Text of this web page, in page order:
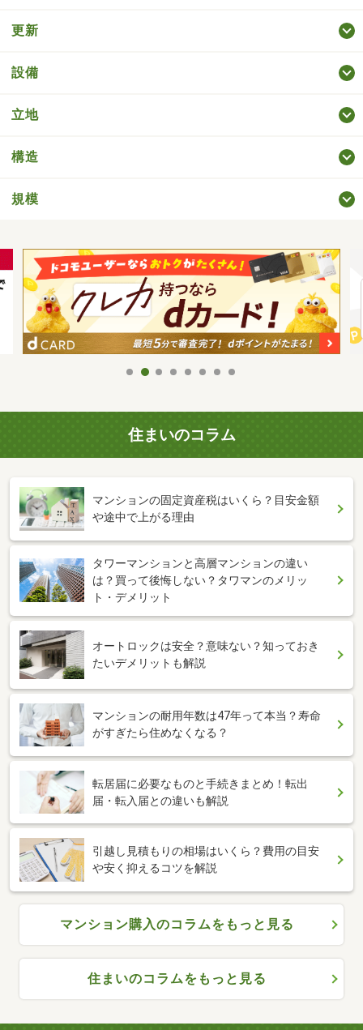
更新
設備
立地
構造
規模
住まいのコラム
マンションの固定資産税はいくら？目安金額
や途中で上がる理由
タワーマンションと高層マンションの違い
は？買って後悔しない？タワマンのメリッ
ト・デメリット
オートロックは安全？意味ない？知っておき
たいデメリットも解説
マンションの耐用年数は47年って本当？寿命
がすぎたら住めなくなる？
転居届に必要なものと手続きまとめ！転出
届・転入届との違いも解説
引越し見積もりの相場はいくら？費用の目安
や安く抑えるコツを解説
マンション購入のコラムをもっと見る
住まいのコラムをもっと見る